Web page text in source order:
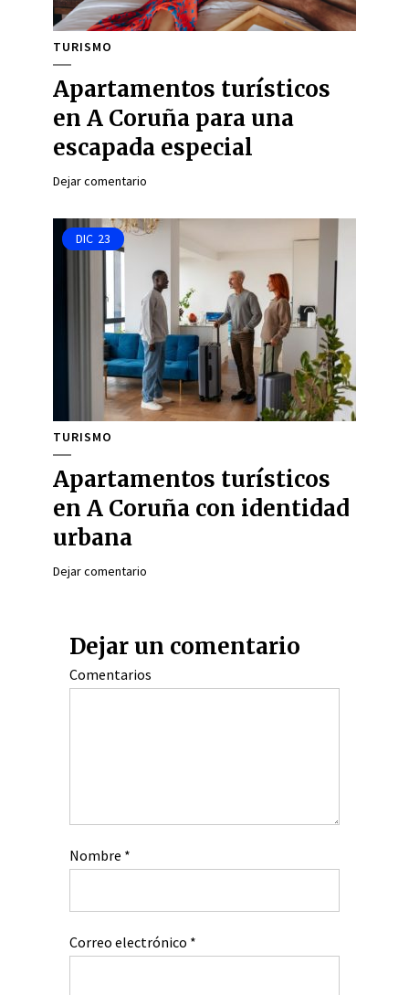
TURISMO
Apartamentos turísticos
en A Coruña para una
escapada especial
Dejar comentario
DIC 23
TURISMO
Apartamentos turísticos
en A Coruña con identidad
urbana
Dejar comentario
Dejar un comentario
Comentarios
Nombre *
Correo electrónico *